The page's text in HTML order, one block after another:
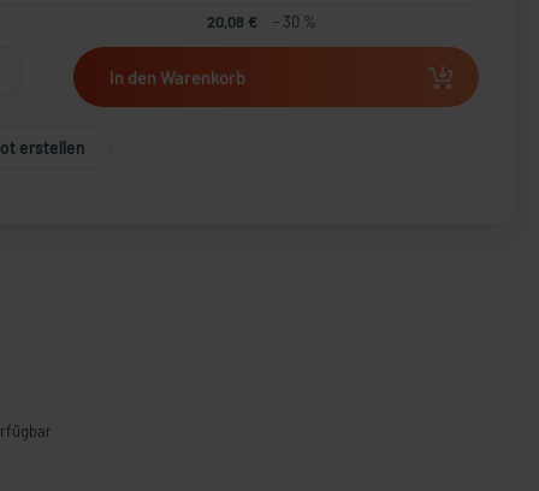
20,08 € - 30 %
In den Warenkorb
erstellen